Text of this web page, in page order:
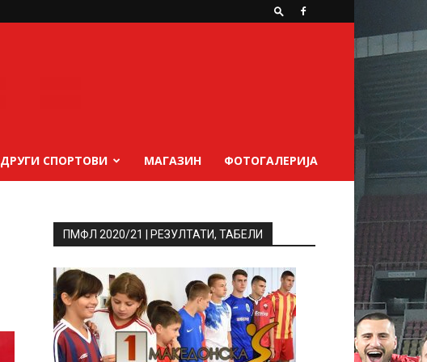
ДРУГИ СПОРТОВИ МАГАЗИН ФОТОГАЛЕРИЈА
ПМФЛ 2020/21 | РЕЗУЛТАТИ, ТАБЕЛИ